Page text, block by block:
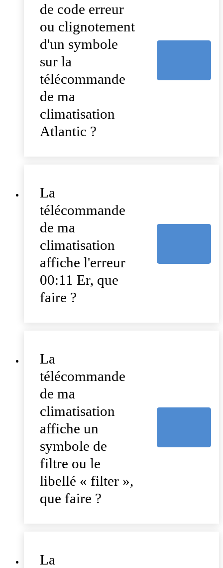
de code erreur
ou clignotement
d'un symbole
sur la
télécommande
de ma
climatisation
Atlantic ?
La
télécommande
de ma
climatisation
affiche l'erreur
00:11 Er, que
faire ?
La
télécommande
de ma
climatisation
affiche un
symbole de
filtre ou le
libellé « filter »,
que faire ?
La